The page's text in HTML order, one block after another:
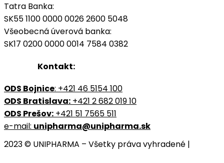
Tatra Banka:
SK55 1100 0000 0026 2600 5048
Všeobecná úverová banka:
SK17 0200 0000 0014 7584 0382
Kontakt:
ODS Bojnice: +421 46 5154 100
ODS Bratislava: +421 2 682 019 10
ODS Prešov: +421 51 7565 511
e-mail: unipharma@unipharma.sk
2023 © UNIPHARMA – Všetky práva vyhradené |